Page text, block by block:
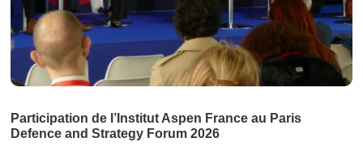
Participation de l’Institut Aspen France au Paris
Defence and Strategy Forum 2026